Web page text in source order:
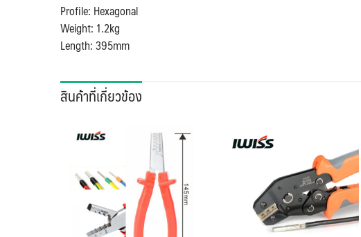
Profile: Hexagonal
Weight: 1.2kg
Length: 395mm
สินค้าที่เกี่ยวข้อง